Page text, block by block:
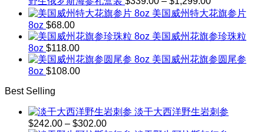
range:
$339.00
through
$1,299.00
美国威州特大花旗参片
8oz $68.00
美国威州花旗参珍珠粒
8oz $118.00
美国威州花旗参圆尾参
8oz $108.00
Best Selling
淡干大西洋野生岩刺参
$242.00 – $302.00Price